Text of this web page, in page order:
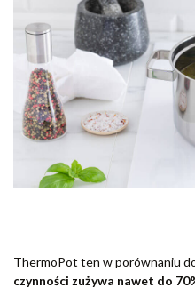
ThermoPot ten w porównaniu
czynności zużywa nawet do 7